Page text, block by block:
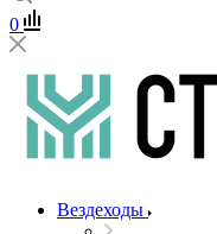
0
Вездеходы